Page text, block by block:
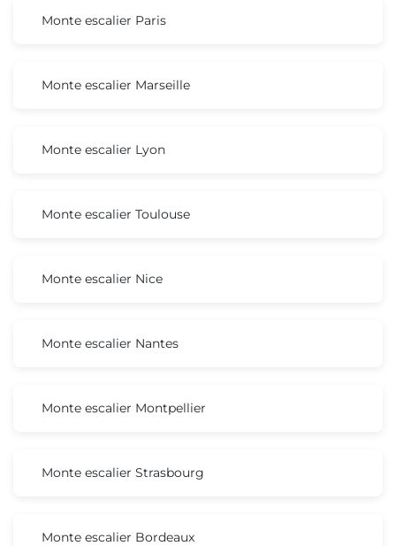
Monte escalier Paris
Monte escalier Marseille
Monte escalier Lyon
Monte escalier Toulouse
Monte escalier Nice
Monte escalier Nantes
Monte escalier Montpellier
Monte escalier Strasbourg
Monte escalier Bordeaux